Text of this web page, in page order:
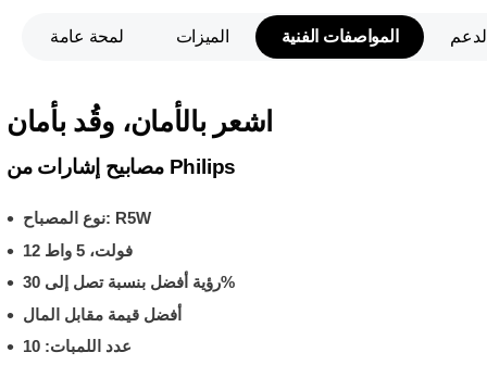
لمحة عامة الميزات المواصفات الفنية
اشعر بالأمان، وقُد بأمان
مصابيح إشارات من Philips
نوع المصباح: R5W
12 فولت، 5 واط
رؤية أفضل بنسبة تصل إلى 30%
أفضل قيمة مقابل المال
عدد اللمبات: 10